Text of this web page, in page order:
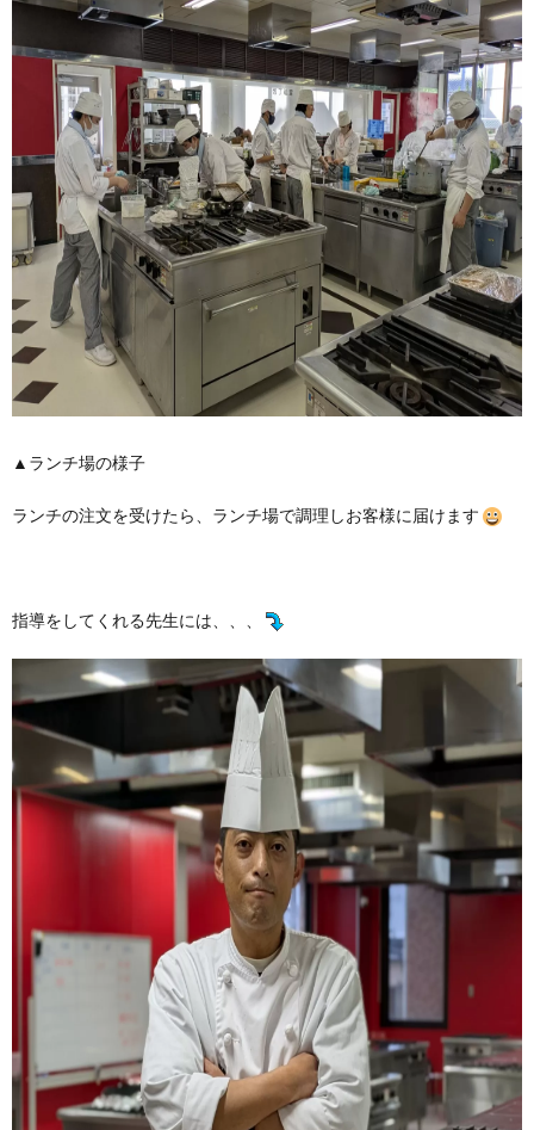
▲ランチ場の様子
ランチの注文を受けたら、ランチ場で調理しお客様に届けます
指導をしてくれる先生には、、、